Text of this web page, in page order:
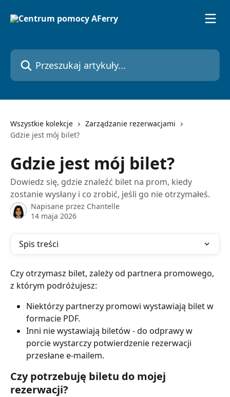
Przeszukaj artykuły...
Wszystkie kolekcje
Zarządzanie rezerwacjami
Gdzie jest mój bilet?
Gdzie jest mój bilet?
Dowiedz się, gdzie znaleźć bilet na prom, kiedy
zostanie wysłany i co zrobić, jeśli go nie otrzymałeś.
Napisane przez Chantelle
14 maja 2026
Spis treści
Czy otrzymasz bilet, zależy od partnera promowego,
z którym podróżujesz:
Niektórzy partnerzy promowi wystawiają bilet w
formacie PDF.
Inni nie wystawiają biletów - do odprawy w
porcie wystarczy potwierdzenie rezerwacji
przesłane e-mailem.
Czy potrzebuję biletu do mojej
rezerwacji?